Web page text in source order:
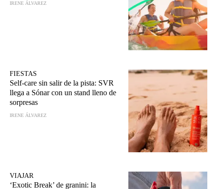
IRENE ÁLVAREZ
FIESTAS
Self-care sin salir de la pista: SVR
llega a Sónar con un stand lleno de
sorpresas
IRENE ÁLVAREZ
VIAJAR
‘Exotic Break’ de granini: la